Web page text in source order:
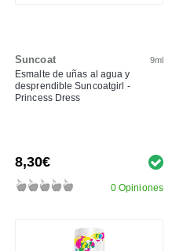
Suncoat 9ml
Esmalte de uñas al agua y
desprendible Suncoatgirl -
Princess Dress
8,30€
0 Opiniones